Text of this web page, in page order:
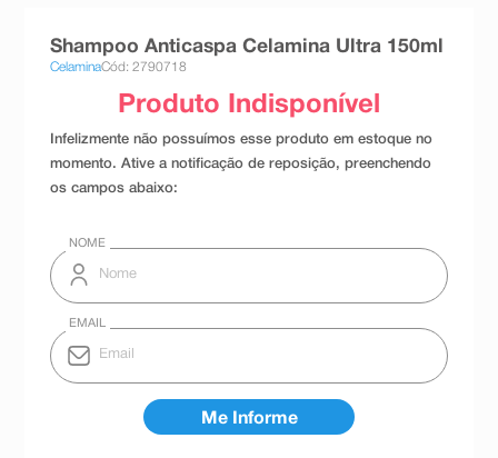
Shampoo Anticaspa Celamina Ultra 150ml
CelaminaCód: 2790718
teste gravidez